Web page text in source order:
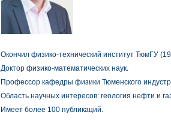
Окончил физико-технический институт ТюмГУ
Доктор физико-математических наук.
Профессор кафедры физики Тюменского
Область научных интересов: геология нефти и
Имеет более 100 публикаций.